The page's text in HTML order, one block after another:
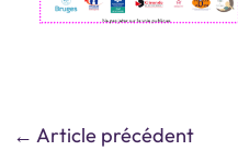
← Article précédent